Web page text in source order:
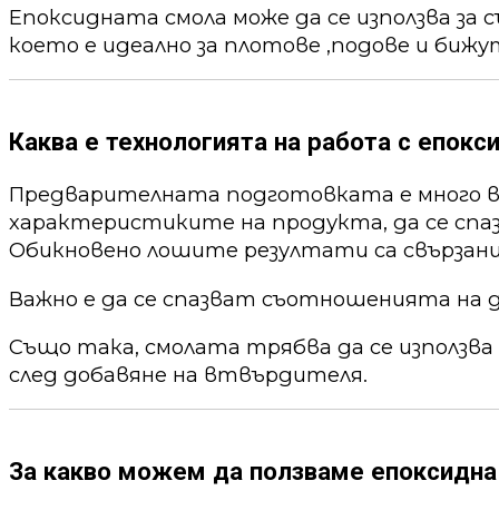
Епоксидната смола може да се използва за
което е идеално за плотове ,подове и
Каква е технологията на работа с
Предварителната подготовката е много
характеристиките на продукта, да се
Обикновено лошите резултати са
Важно е да се спазват съотношенията на
Също така, смолата трябва да се
след добавяне на втвърдителя.
За какво можем да ползваме